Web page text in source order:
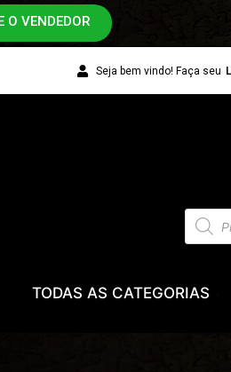
O VENDEDOR
Seja bem vindo! Faça seu
TODAS AS CATEGORIAS